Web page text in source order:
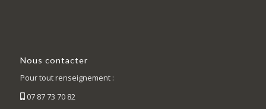
Nous contacter
Pour tout renseignement :
07 87 73 70 82